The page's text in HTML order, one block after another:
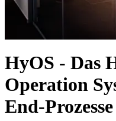
HyOS - Das
Operation
End-Prozesse